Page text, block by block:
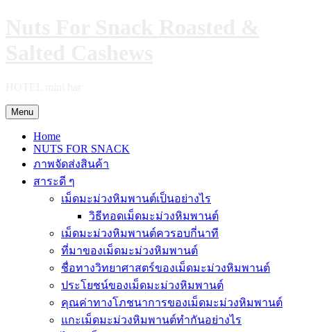
Menu
Home
NUTS FOR SNACK
ภาพจัดส่งสินค้า
สาระดี ๆ
เม็ดมะม่วงหิมพานต์เป็นอย่างไร
วิธีทอดเม็ดมะม่วงหิมพานต์
เม็ดมะม่วงหิมพานต์ควรอบกี่นาที
ที่มาของเม็ดมะม่วงหิมพานต์
ชื่อทางวิทยาศาสตร์ของเม็ดมะม่วงหิมพานต์
ประโยชน์ของเม็ดมะม่วงหิมพานต์
คุณค่าทางโภชนาการของเม็ดมะม่วงหิมพานต์
แกะเม็ดมะม่วงหิมพานต์ทำกันอย่างไร